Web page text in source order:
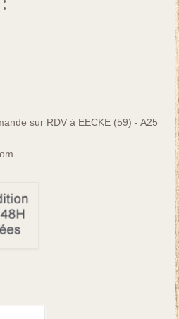
sur RDV à EECKE (59) - A25